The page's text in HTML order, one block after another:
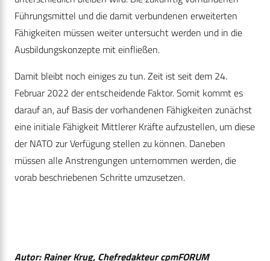
Führungsmittel und die damit verbundenen erweiterten
Fähigkeiten müssen weiter untersucht werden und in die
Ausbildungskonzepte mit einfließen.
Damit bleibt noch einiges zu tun. Zeit ist seit dem 24.
Februar 2022 der entscheidende Faktor. Somit kommt es
darauf an, auf Basis der vorhandenen Fähigkeiten zunächst
eine initiale Fähigkeit Mittlerer Kräfte aufzustellen, um diese
der NATO zur Verfügung stellen zu können. Daneben
müssen alle Anstrengungen unternommen werden, die
vorab beschriebenen Schritte umzusetzen.
Autor: Rainer Krug, Chefredakteur cpmFORUM